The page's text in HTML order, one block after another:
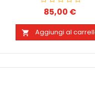
Prezzo
85,00 €
 Aggiungi al